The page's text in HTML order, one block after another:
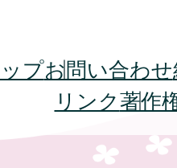
プお問い合わせ
リンク著作